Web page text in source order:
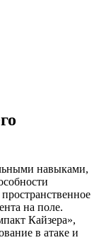
навыками,
на поле.
Кайзера»,
в атаке и